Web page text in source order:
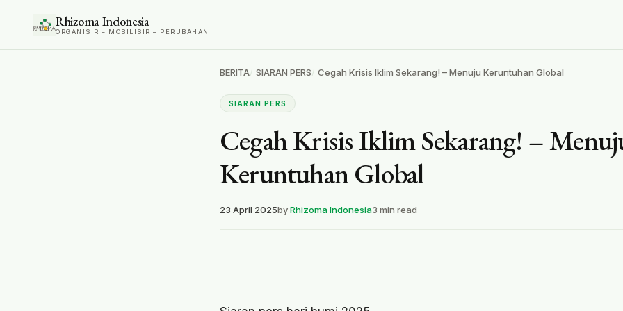
Rhizoma Indonesia
ORGANISIR – MOBILISIR – PERUBAHAN
BERITA SIARAN PERS Cegah Krisis Iklim Sekarang! – Menuju Keruntuhan Global
SIARAN PERS
Cegah Krisis Iklim Sekarang! –
Keruntuhan Global
23 April 2025byRhizoma Indonesia3 min read